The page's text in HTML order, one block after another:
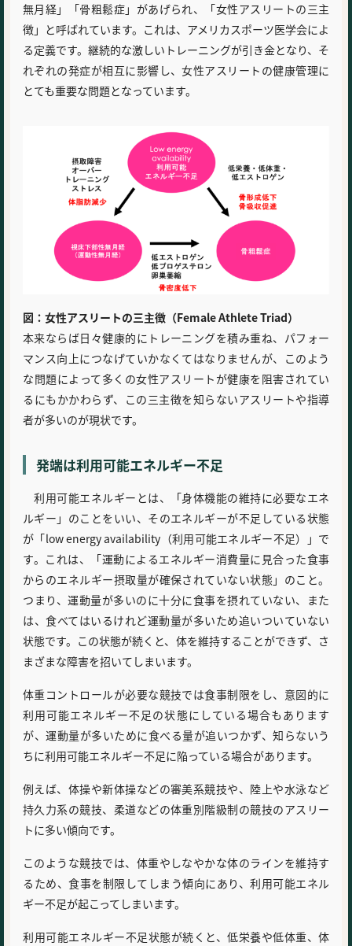
無月経」「骨粗鬆症」があげられ、「女性アスリートの三主
徴」と呼ばれています。これは、アメリカスポーツ医学会によ
る定義です。継続的な激しいトレーニングが引き金となり、そ
れぞれの発症が相互に影響し、女性アスリートの健康管理に
とても重要な問題となっています。
図：女性アスリートの三主徴（Female Athlete Triad）
本来ならば日々健康的にトレーニングを積み重ね、パフォー
マンス向上につなげていかなくてはなりませんが、このよう
な問題によって多くの女性アスリートが健康を阻害されてい
るにもかかわらず、この三主徴を知らないアスリートや指導
者が多いのが現状です。
発端は利用可能エネルギー不足
利用可能エネルギーとは、「身体機能の維持に必要なエネ
ルギー」のことをいい、そのエネルギーが不足している状態
が「low energy availability（利用可能エネルギー不足）」で
す。これは、「運動によるエネルギー消費量に見合った食事
からのエネルギー摂取量が確保されていない状態」のこと。
つまり、運動量が多いのに十分に食事を摂れていない、また
は、食べてはいるけれど運動量が多いため追いついていない
状態です。この状態が続くと、体を維持することができず、さ
まざまな障害を招いてしまいます。
体重コントロールが必要な競技では食事制限をし、意図的に
利用可能エネルギー不足の状態にしている場合もあります
が、運動量が多いために食べる量が追いつかず、知らないう
ちに利用可能エネルギー不足に陥っている場合があります。
例えば、体操や新体操などの審美系競技や、陸上や水泳など
持久力系の競技、柔道などの体重別階級制の競技のアスリー
トに多い傾向です。
このような競技では、体重やしなやかな体のラインを維持す
るため、食事を制限してしまう傾向にあり、利用可能エネル
ギー不足が起こってしまいます。
利用可能エネルギー不足状態が続くと、低栄養や低体重、体